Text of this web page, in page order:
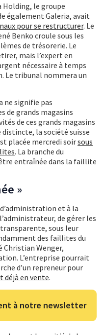
Holding, le groupe
également Galeria, avait
pour se restructurer. Le
Benko croule sous les
de trésorerie. Le
mais l’expert en
nécessaire à temps
Le tribunal nommera un
ne signifie pas
de grands magasins
de ces grands magasins
la société suisse
placée mercredi soirsous
. La branche du
entraînée dans la faillite
»
et à la
de gérer les
sous leur
des faillites du
Christian Wenger,
L’entreprise pourrait
d’un repreneur pour
déjà en vente.
à notre newsletter